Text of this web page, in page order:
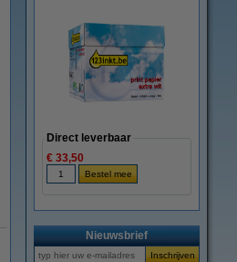
Direct leverbaar
€ 33,50
Nieuwsbrief